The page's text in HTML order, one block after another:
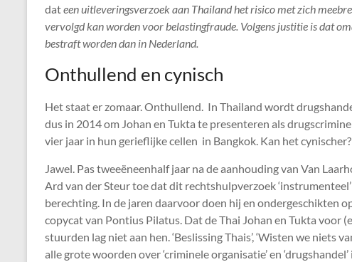
dateen uitleveringsverzoek aan Thailand het risico met zich
vervolgd kan worden voor belastingfraude. Volgens justitie is dat
bestraft worden dan in Nederland.
Onthullend en cynisch
Het staat er zomaar. Onthullend. In Thailand wordt
dus in 2014 om Johan en Tukta te presenteren als
vier jaar in hun gerieflijke cellen in Bangkok. Kan het cynischer?
Jawel. Pas tweeëneenhalf jaar na de aanhouding van Van
Ard van der Steur toe dat dit rechtshulpverzoek
berechting. In de jaren daarvoor doen hij en ondergeschikten
copycat van Pontius Pilatus. Dat de Thai Johan en Tukta voor
stuurden lag niet aan hen. ‘Beslissing Thais’, ‘Wisten we niets
alle grote woorden over ‘criminele organisatie’ en